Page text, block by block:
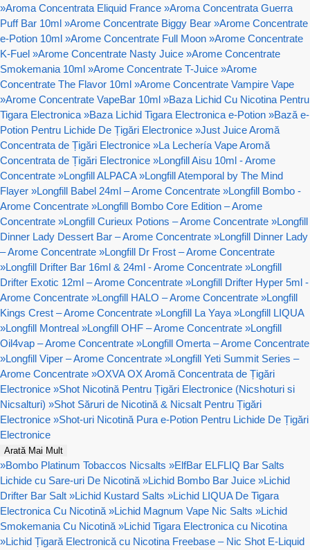
»Aroma Concentrata Eliquid France »Aroma Concentrata Guerra
Puff Bar 10ml »Arome Concentrate Biggy Bear »Arome Concentrate
e-Potion 10ml »Arome Concentrate Full Moon »Arome Concentrate
K-Fuel »Arome Concentrate Nasty Juice »Arome Concentrate
Smokemania 10ml »Arome Concentrate T-Juice »Arome
Concentrate The Flavor 10ml »Arome Concentrate Vampire Vape
»Arome Concentrate VapeBar 10ml »Baza Lichid Cu Nicotina Pentru
Tigara Electronica »Baza Lichid Tigara Electronica e-Potion »Bază e-
Potion Pentru Lichide De Țigări Electronice »Just Juice Aromă
Concentrata de Țigări Electronice »La Lechería Vape Aromă
Concentrata de Țigări Electronice »Longfill Aisu 10ml - Arome
Concentrate »Longfill ALPACA »Longfill Atemporal by The Mind
Flayer »Longfill Babel 24ml – Arome Concentrate »Longfill Bombo -
Arome Concentrate »Longfill Bombo Core Edition – Arome
Concentrate »Longfill Curieux Potions – Arome Concentrate »Longfill
Dinner Lady Dessert Bar – Arome Concentrate »Longfill Dinner Lady
– Arome Concentrate »Longfill Dr Frost – Arome Concentrate
»Longfill Drifter Bar 16ml & 24ml - Arome Concentrate »Longfill
Drifter Exotic 12ml – Arome Concentrate »Longfill Drifter Hyper 5ml -
Arome Concentrate »Longfill HALO – Arome Concentrate »Longfill
Kings Crest – Arome Concentrate »Longfill La Yaya »Longfill LIQUA
»Longfill Montreal »Longfill OHF – Arome Concentrate »Longfill
Oil4vap – Arome Concentrate »Longfill Omerta – Arome Concentrate
»Longfill Viper – Arome Concentrate »Longfill Yeti Summit Series –
Arome Concentrate »OXVA OX Aromă Concentrata de Țigări
Electronice »Shot Nicotină Pentru Țigări Electronice (Nicshoturi si
Nicsalturi) »Shot Săruri de Nicotină & Nicsalt Pentru Țigări
Electronice »Shot-uri Nicotină Pura e-Potion Pentru Lichide De Țigări
Electronice
Arată Mai Mult
»Bombo Platinum Tobaccos Nicsalts »ElfBar ELFLIQ Bar Salts
Lichide cu Sare-uri De Nicotină »Lichid Bombo Bar Juice »Lichid
Drifter Bar Salt »Lichid Kustard Salts »Lichid LIQUA De Tigara
Electronica Cu Nicotină »Lichid Magnum Vape Nic Salts »Lichid
Smokemania Cu Nicotină »Lichid Tigara Electronica cu Nicotina
»Lichid Țigară Electronică cu Nicotina Freebase – Nic Shot E-Liquid